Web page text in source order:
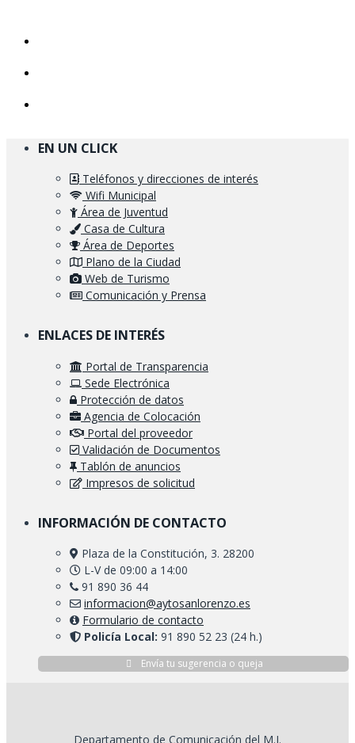
EN UN CLICK
Teléfonos y direcciones de interés
Wifi Municipal
Área de Juventud
Casa de Cultura
Área de Deportes
Plano de la Ciudad
Web de Turismo
Comunicación y Prensa
ENLACES DE INTERÉS
Portal de Transparencia
Sede Electrónica
Protección de datos
Agencia de Colocación
Portal del proveedor
Validación de Documentos
Tablón de anuncios
Impresos de solicitud
INFORMACIÓN DE CONTACTO
Plaza de la Constitución, 3. 28200
L-V de 09:00 a 14:00
91 890 36 44
informacion@aytosanlorenzo.es
Formulario de contacto
Policía Local: 91 890 52 23 (24 h.)
Envía tu sugerencia o queja
Departamento de Comunicación del M.I.